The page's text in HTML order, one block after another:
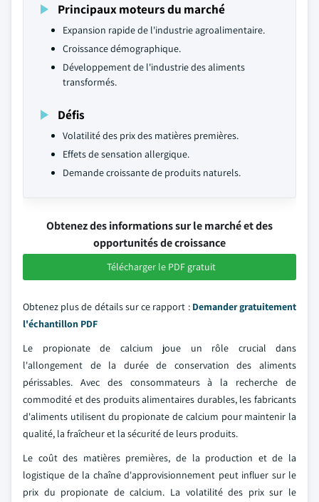
Principaux moteurs du marché
Expansion rapide de l'industrie agroalimentaire.
Croissance démographique.
Développement de l'industrie des aliments
transformés.
Défis
Volatilité des prix des matières premières.
Effets de sensation allergique.
Demande croissante de produits naturels.
Obtenez des informations sur le marché et des
opportunités de croissance
Télécharger le PDF gratuit
Obtenez plus de détails sur ce rapport : Demander gratuitement
l'échantillon PDF
Le propionate de calcium joue un rôle crucial dans
l'allongement de la durée de conservation des aliments
périssables. Avec des consommateurs à la recherche de
commodité et des produits alimentaires durables, les fabricants
d'aliments utilisent du propionate de calcium pour maintenir la
qualité, la fraîcheur et la sécurité de leurs produits.
Le coût des matières premières, de la production et de la
logistique de la chaîne d'approvisionnement peut influer sur le
prix du propionate de calcium. La volatilité des prix sur le